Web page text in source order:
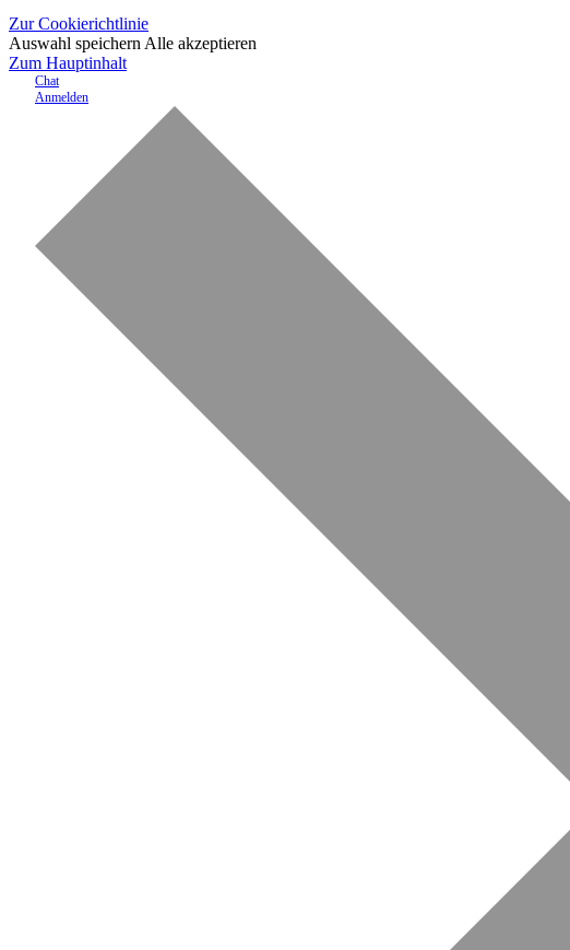
Zur Cookierichtlinie
Auswahl speichern Alle akzeptieren
Zum Hauptinhalt
Chat
Anmelden